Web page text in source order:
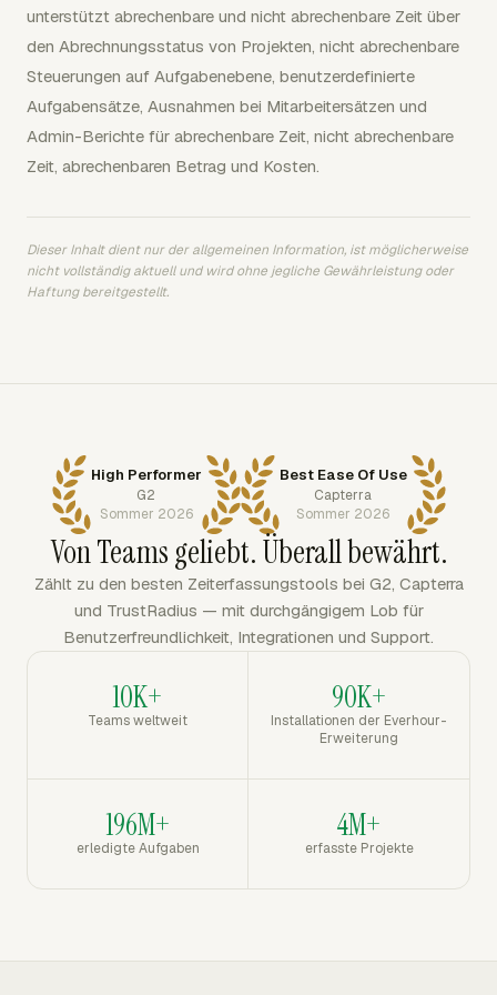
unterstützt abrechenbare und nicht abrechenbare Zeit über
den Abrechnungsstatus von Projekten, nicht abrechenbare
Steuerungen auf Aufgabenebene, benutzerdefinierte
Aufgabensätze, Ausnahmen bei Mitarbeitersätzen und
Admin-Berichte für abrechenbare Zeit, nicht abrechenbare
Zeit, abrechenbaren Betrag und Kosten.
Dieser Inhalt dient nur der allgemeinen Information, ist möglicherweise
nicht vollständig aktuell und wird ohne jegliche Gewährleistung oder
Haftung bereitgestellt.
High Performer
G2
Sommer 2026
Best Ease Of Use
Capterra
Sommer 2026
Von Teams geliebt. Überall bewährt.
Zählt zu den besten Zeiterfassungstools bei G2, Capterra
und TrustRadius — mit durchgängigem Lob für
Benutzerfreundlichkeit, Integrationen und Support.
10K+
Teams weltweit
90K+
Installationen der Everhour-
Erweiterung
196M+
erledigte Aufgaben
4M+
erfasste Projekte